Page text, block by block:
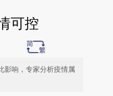
可控
影响，专家分析疫情属